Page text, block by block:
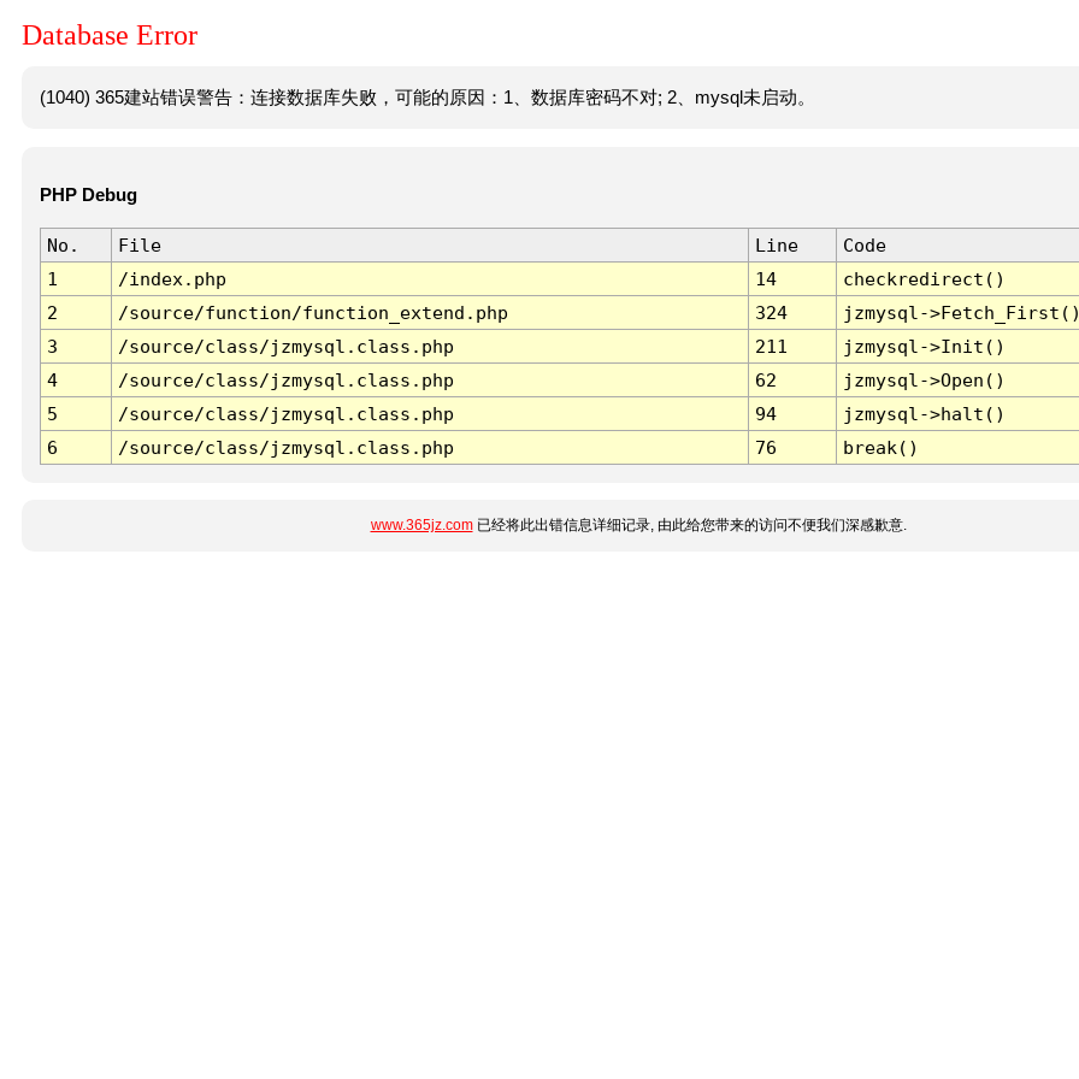
Database Error
(1040) 365建站错误警告：连接数据库失败，可能的原因：1、数据库密码不对; 2、mysql未启动。
PHP Debug
No. File Line
Code
1
/index.php 14
checkredirect()
2
/source/function/function_extend.php 324
jzmysql-
3
/source/class/jzmysql.class.php 211
jzmysql->Init()
4
/source/class/jzmysql.class.php 62
jzmysql->Open()
5
/source/class/jzmysql.class.php 94
jzmysql->halt()
6
/source/class/jzmysql.class.php 76 break()
www.365jz.com已经将此出错信息详细记录, 由此给您带来的访问不便我们深感歉意.